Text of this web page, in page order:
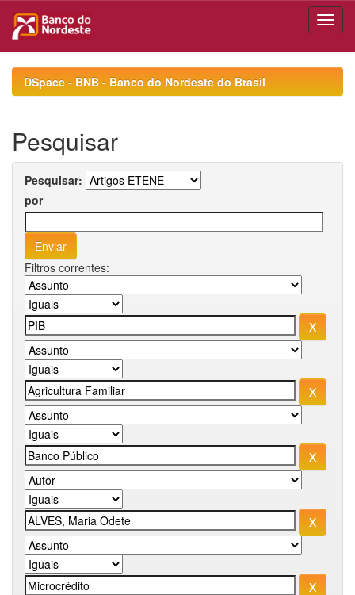
navigationDSpace - BNB - Banco do Nordeste do Brasil
Pesquisar
Pesquisar:
por
Filtros correntes: